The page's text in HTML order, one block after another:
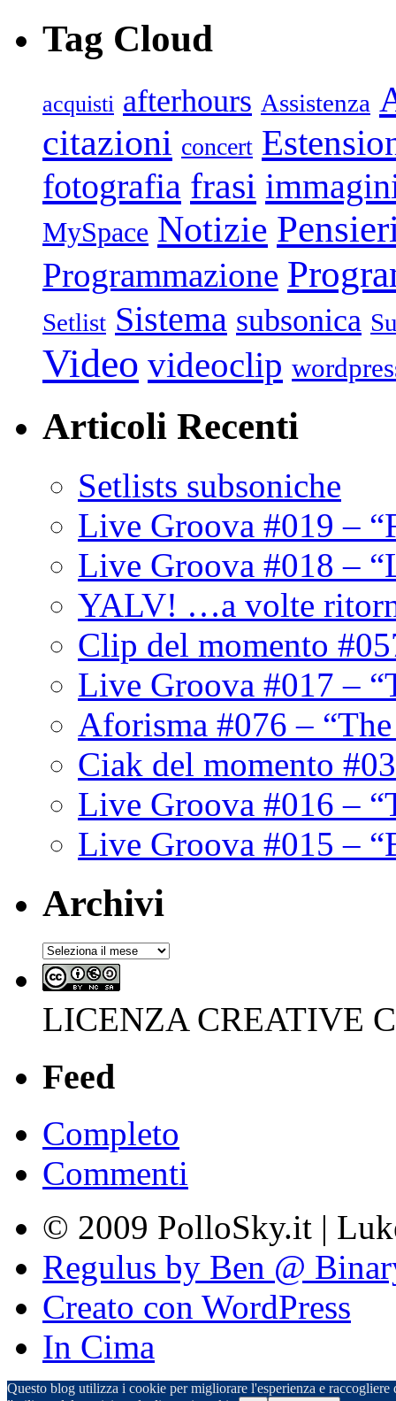
Tag Cloud
acquisti afterhours Assistenza
citazioni concert
fotografia frasi
MySpace Notizie
Programmazione
Setlist Sistema subsonica
Video videoclip
Articoli Recenti
Setlists subsoniche
Live Groova #019 –
Live Groova #018 –
YALV! …a volte
Clip del momento
Live Groova #017 –
Aforisma #076 –
Ciak del momento
Live Groova #016 –
Live Groova #015 –
Archivi
Archivi
LICENZA CREATIVE
Feed
Completo
Commenti
© 2009 PolloSky.it |
Regulus by Ben @
Creato con WordPress
In Cima
Questo blog utilizza i cookie per migliorare l'esperienza e